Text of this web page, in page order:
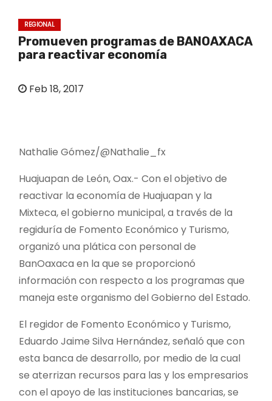
REGIONAL
Promueven programas de BANOAXACA
para reactivar economía
Feb 18, 2017
Nathalie Gómez/@Nathalie_fx
Huajuapan de León, Oax.- Con el objetivo de
reactivar la economía de Huajuapan y la
Mixteca, el gobierno municipal, a través de la
regiduría de Fomento Económico y Turismo,
organizó una plática con personal de
BanOaxaca en la que se proporcionó
información con respecto a los programas que
maneja este organismo del Gobierno del Estado.
El regidor de Fomento Económico y Turismo,
Eduardo Jaime Silva Hernández, señaló que con
esta banca de desarrollo, por medio de la cual
se aterrizan recursos para las y los empresarios
con el apoyo de las instituciones bancarias, se